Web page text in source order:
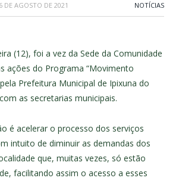
DE AGOSTO DE 2021 NOTÍCIAS
(12), foi a vez da Sede da Comunidade
ações do Programa “Movimento
Prefeitura Municipal de Ipixuna do
as secretarias municipais.
é acelerar o processo dos serviços
intuito de diminuir as demandas dos
que, muitas vezes, só estão
facilitando assim o acesso a esses